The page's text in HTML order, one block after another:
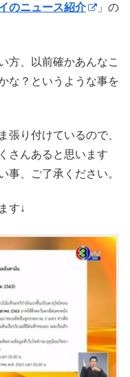
のニュース紹介
」の
方、以前確かあんなこ
な？というような事を
張り付けているので、
さんあると思います
事、ご了承ください。
す↓